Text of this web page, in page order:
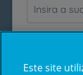
Este site